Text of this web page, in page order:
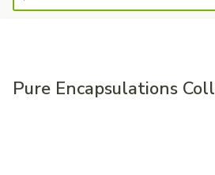
Pure Encapsulations